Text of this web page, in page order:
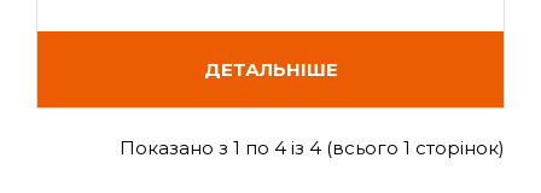
ДЕТАЛЬНІШЕ
Показано з 1 по 4 із 4 (всього 1 сторінок)